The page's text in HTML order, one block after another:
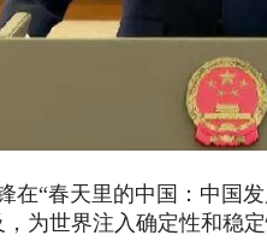
在“春天里的中国：中国
为世界注入确定性和稳定